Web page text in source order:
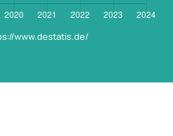
www.destatis.de/